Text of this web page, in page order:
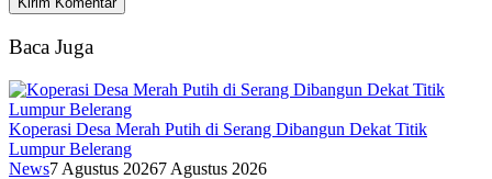
Baca Juga
Koperasi Desa Merah Putih di Serang Dibangun Dekat Titik
Lumpur Belerang
News7 Agustus 20267 Agustus 2026